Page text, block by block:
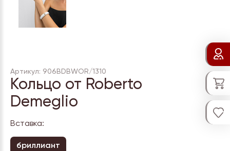
Артикул: 906BDBWOR/1310
Кольцо от Roberto
Demeglio
Вставка:
бриллиант